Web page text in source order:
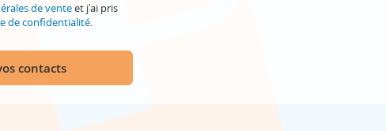
de venteet j'ai pris
de confidentialité.
contacts